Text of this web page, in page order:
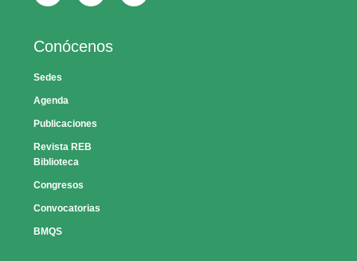
Conócenos
Sedes
Agenda
Publicaciones
Revista REB
Biblioteca
Congresos
Convocatorias
BMQS